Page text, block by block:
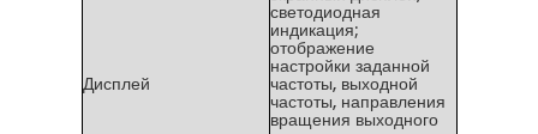
Дисплей
светодиодная
индикация;
отображение
настройки заданной
частоты, выходной
частоты, направления
вращения выходного